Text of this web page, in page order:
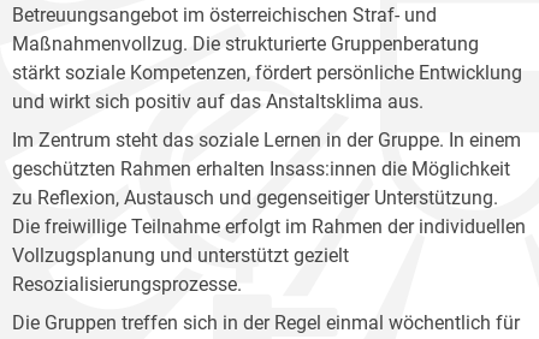
Betreuungsangebot im österreichischen Straf- und
Maßnahmenvollzug. Die strukturierte Gruppenberatung
stärkt soziale Kompetenzen, fördert persönliche Entwicklung
und wirkt sich positiv auf das Anstaltsklima aus.
Im Zentrum steht das soziale Lernen in der Gruppe. In einem
geschützten Rahmen erhalten Insass:innen die Möglichkeit
zu Reflexion, Austausch und gegenseitiger Unterstützung.
Die freiwillige Teilnahme erfolgt im Rahmen der individuellen
Vollzugsplanung und unterstützt gezielt
Resozialisierungsprozesse.
Die Gruppen treffen sich in der Regel einmal wöchentlich für